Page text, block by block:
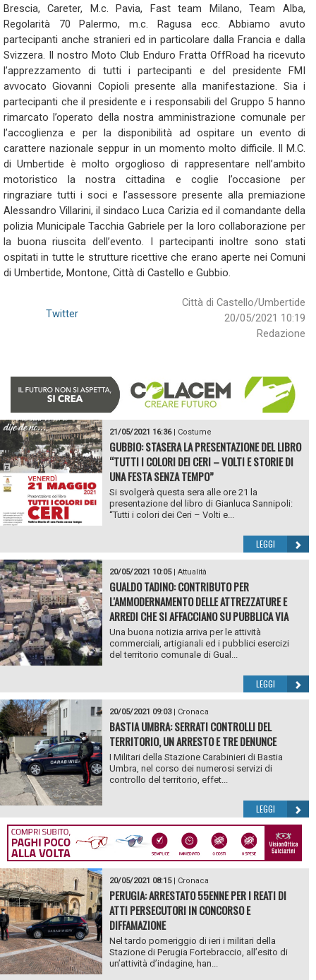
Brescia, Careter, M.c. Pavia, Fast team Milano, Team Alba,
Regolarità 70 Palermo, m.c. Ragusa ecc. Abbiamo avuto
partecipanti anche stranieri ed in particolare dalla Francia e dalla
Svizzera. Il nostro Moto Club Enduro Fratta OffRoad ha ricevuto
l’apprezzamento di tutti i partecipanti e del presidente FMI
avvocato Giovanni Copioli presente alla manifestazione. Sia i
partecipanti che il presidente e i responsabili del Gruppo 5 hanno
rimarcato l’operato della nostra amministrazione comunale per
l’accoglienza e per la disponibilità ad ospitare un evento di
carattere nazionale seppur in un momento molto difficile. Il M.C.
di Umbertide è molto orgoglioso di rappresentare nell’ambito
motoristico la nostra cittadina e coglie l’occasione per
ringraziare tutti i soci e l’assessore presente alla premiazione
Alessandro Villarini, il sindaco Luca Carizia ed il comandante della
polizia Municipale Tacchia Gabriele per la loro collaborazione per
la buona riuscita dell’evento. I partecipanti inoltre sono stati
ospitati in tutte le strutture ricettive che erano aperte nei Comuni
di Umbertide, Montone, Città di Castello e Gubbio.
Città di Castello/Umbertide
20/05/2021 10:19
Redazione
Twitter
21/05/2021 16:36| Costume
GUBBIO: STASERA LA PRESENTAZIONE DEL LIBRO
“TUTTI I COLORI DEI CERI – VOLTI E STORIE DI
UNA FESTA SENZA TEMPO”
Si svolgerà questa sera alle ore 21 la
presentazione del libro di Gianluca Sannipoli:
“Tutti i colori dei Ceri – Volti e...
LEGGI
20/05/2021 10:05| Attualità
GUALDO TADINO: CONTRIBUTO PER
L'AMMODERNAMENTO DELLE ATTREZZATURE E
ARREDI CHE SI AFFACCIANO SU PUBBLICA VIA
Una buona notizia arriva per le attività
commerciali, artigianali ed i pubblici esercizi
del territorio comunale di Gual...
LEGGI
20/05/2021 09:03| Cronaca
BASTIA UMBRA: SERRATI CONTROLLI DEL
TERRITORIO, UN ARRESTO E TRE DENUNCE
I Militari della Stazione Carabinieri di Bastia
Umbra, nel corso dei numerosi servizi di
controllo del territorio, effet...
LEGGI
20/05/2021 08:15| Cronaca
PERUGIA: ARRESTATO 55ENNE PER I REATI DI
ATTI PERSECUTORI IN CONCORSO E
DIFFAMAZIONE
Nel tardo pomeriggio di ieri i militari della
Stazione di Perugia Fortebraccio, all’esito di
un’attività d’indagine, han...